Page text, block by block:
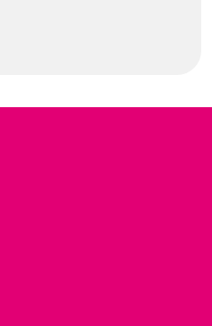
Tab geöffnet)
in einem neuen Tab geöffnet)
einem neuen Tab geöffnet)